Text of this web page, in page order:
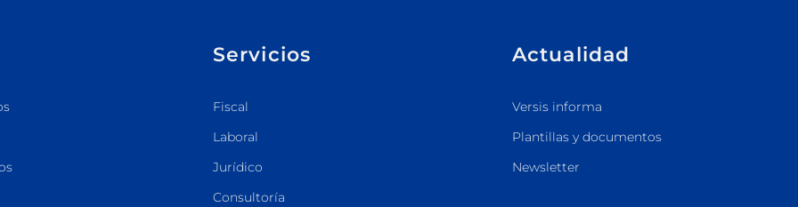
Servicios
Fiscal
Laboral
Jurídico
Consultoría
Actualidad
Versis informa
Plantillas y documentos
Newsletter